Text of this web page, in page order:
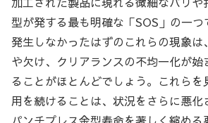
型が発する最も明確な「SOS」の一
発生しなかったはずのこれらの現象
や欠け、クリアランスの不均一化が始
ることがほとんどでしょう。これら
用を続けることは、状況をさらに悪化
パンチプレス金型寿命を著しく縮める